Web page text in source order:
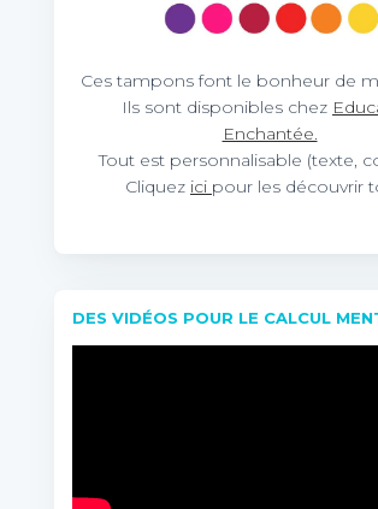
Ces tampons font le bonheur de
Ils sont disponibles chez
Enchantée.
Tout est personnalisable (texte,
Cliquez ici pour les découvrir
DES VIDÉOS POUR LE CALCUL